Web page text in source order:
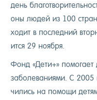
день
оны лю­дей из 100
ходит в пос­ледний
ит­ся 29 но­яб­ря.
Фонд «Де­ти+»
за­боле­вани­ями. С 2005
чились на по­мощи